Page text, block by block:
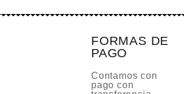
FORMAS DE
PAGO
Contamos con
pago con